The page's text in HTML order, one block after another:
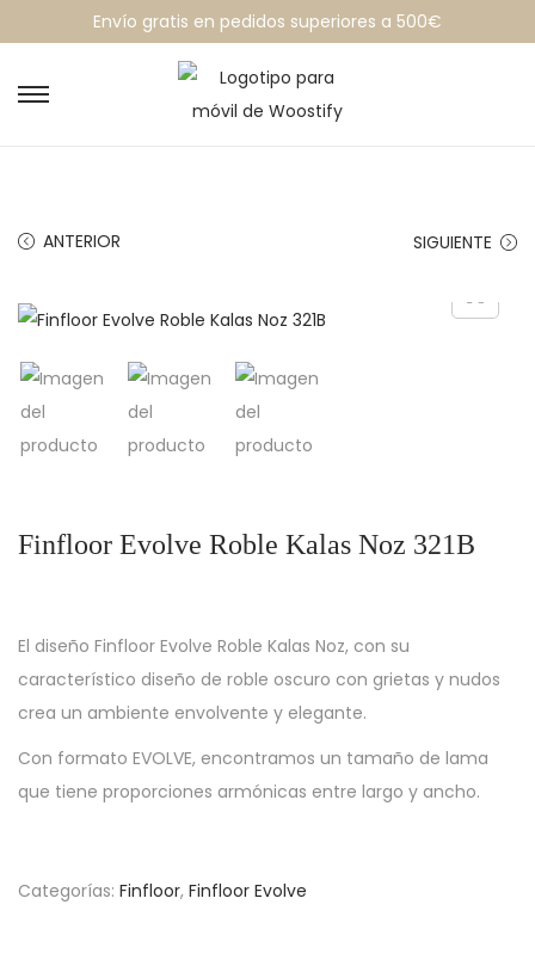
Envío gratis en pedidos superiores a 500€
ANTERIOR SIGUIENTE
Finfloor Evolve Roble Kalas Noz 321B
El diseño Finfloor Evolve Roble Kalas Noz, con su
característico diseño de roble oscuro con grietas y nudos
crea un ambiente envolvente y elegante.
Con formato EVOLVE, encontramos un tamaño de lama
que tiene proporciones armónicas entre largo y ancho.
Categorías: Finfloor, Finfloor Evolve